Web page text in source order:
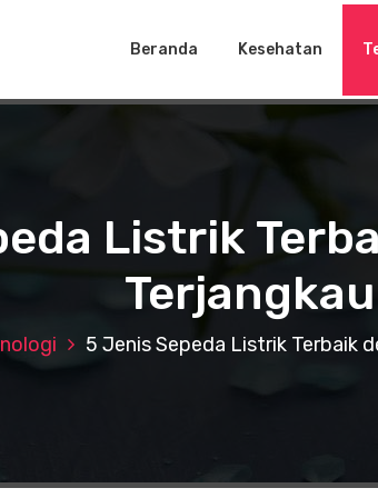
Beranda Kesehatan
Listrik
Terjangkau
5 Jenis Sepeda Listrik Terbaik